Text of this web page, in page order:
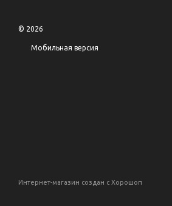
© 2026
Мобильная версия
Интернет-магазин создан с Хорошоп